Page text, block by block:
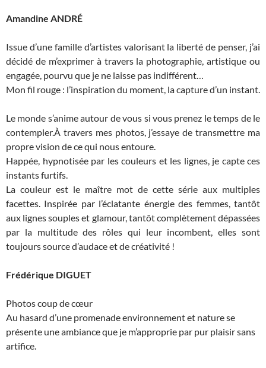
Amandine ANDRÉ
Issue d’une famille d’artistes valorisant la liberté de penser, j’ai
décidé de m’exprimer à travers la photographie, artistique ou
engagée, pourvu que je ne laisse pas indifférent…
Mon fil rouge : l’inspiration du moment, la capture d’un instant.
Le monde s’anime autour de vous si vous prenez le temps de le
contempler.À travers mes photos, j’essaye de transmettre ma
propre vision de ce qui nous entoure.
Happée, hypnotisée par les couleurs et les lignes, je capte ces
instants furtifs.
La couleur est le maître mot de cette série aux multiples
facettes. Inspirée par l’éclatante énergie des femmes, tantôt
aux lignes souples et glamour, tantôt complètement dépassées
par la multitude des rôles qui leur incombent, elles sont
toujours source d’audace et de créativité !
Frédérique DIGUET
Photos coup de cœur
Au hasard d’une promenade environnement et nature se
présente une ambiance que je m’approprie par pur plaisir sans
artifice.